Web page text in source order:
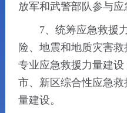
放军和武警部队参与应
7、统筹应急救援
险、地震和地质灾害
专业应急救援力量建设
市、新区综合性应急
量建设。